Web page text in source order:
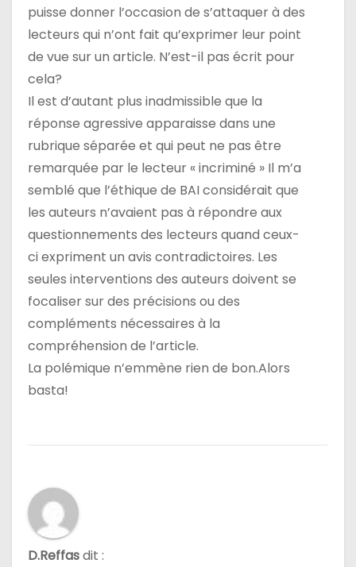
puisse donner l’occasion de s’attaquer à des
lecteurs qui n’ont fait qu’exprimer leur point
de vue sur un article. N’est-il pas écrit pour
cela?
Il est d’autant plus inadmissible que la
réponse agressive apparaisse dans une
rubrique séparée et qui peut ne pas être
remarquée par le lecteur « incriminé » Il m’a
semblé que l’éthique de BAI considérait que
les auteurs n’avaient pas à répondre aux
questionnements des lecteurs quand ceux-
ci expriment un avis contradictoires. Les
seules interventions des auteurs doivent se
focaliser sur des précisions ou des
compléments nécessaires à la
compréhension de l’article.
La polémique n’emmène rien de bon.Alors
basta!
D.Reffasdit :